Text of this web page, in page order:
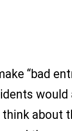
“bad
about